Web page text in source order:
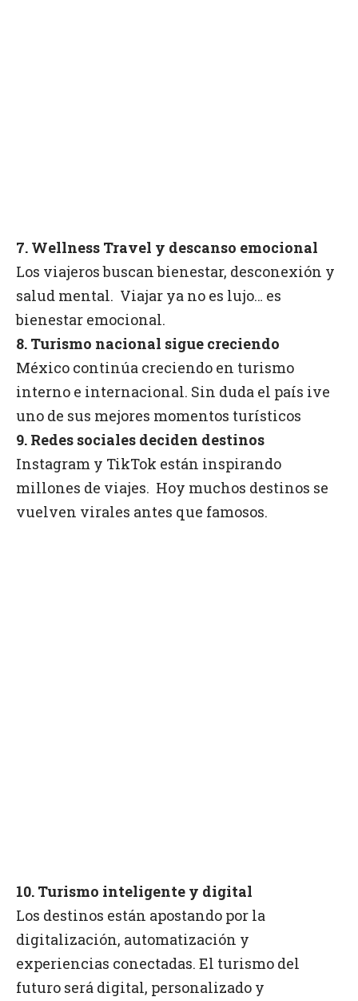
7. Wellness Travel y descanso emocional
Los viajeros buscan bienestar, desconexión y
salud mental. Viajar ya no es lujo… es
bienestar emocional.
8. Turismo nacional sigue creciendo
México continúa creciendo en turismo
interno e internacional. Sin duda el país ive
uno de sus mejores momentos turísticos
9. Redes sociales deciden destinos
Instagram y TikTok están inspirando
millones de viajes. Hoy muchos destinos se
vuelven virales antes que famosos.
10. Turismo inteligente y digital
Los destinos están apostando por la
digitalización, automatización y
experiencias conectadas. El turismo del
futuro será digital, personalizado y